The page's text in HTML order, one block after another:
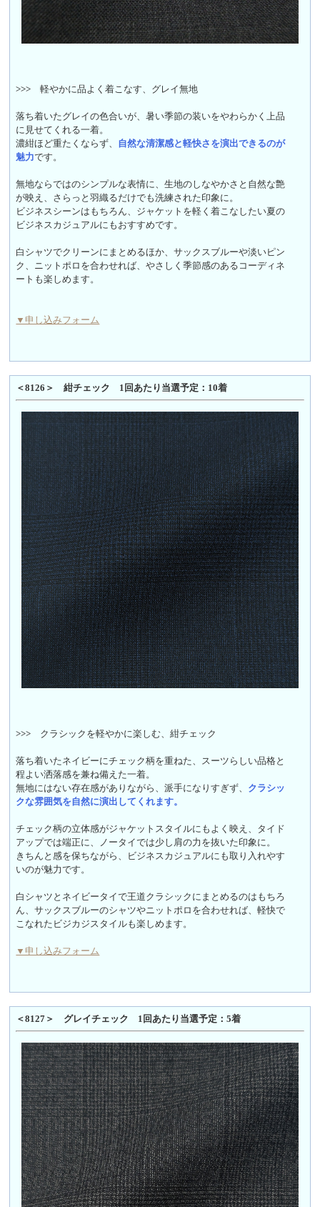
>>> 軽やかに品よく着こなす、グレイ無地
落ち着いたグレイの色合いが、暑い季節の装いをやわらかく上品
に見せてくれる一着。
濃紺ほど重たくならず、 自然な清潔感と軽快さを演出できるのが
魅力です。
無地ならではのシンプルな表情に、生地のしなやかさと自然な艶
が映え、さらっと羽織るだけでも洗練された印象に。
ビジネスシーンはもちろん、ジャケットを軽く着こなしたい夏の
ビジネスカジュアルにもおすすめです。
白シャツでクリーンにまとめるほか、サックスブルーや淡いピン
ク、ニットポロを合わせれば、やさしく季節感のあるコーディネ
ートも楽しめます。
▼申し込みフォーム
＜8126＞ 紺チェック 1回あたり当選予定：10着
>>> クラシックを軽やかに楽しむ、紺チェック
落ち着いたネイビーにチェック柄を重ねた、スーツらしい品格と
程よい洒落感を兼ね備えた一着。
無地にはない存在感がありながら、派手になりすぎず、 クラシッ
クな雰囲気を自然に演出してくれます。
チェック柄の立体感がジャケットスタイルにもよく映え、タイド
アップでは端正に、ノータイでは少し肩の力を抜いた印象に。
きちんと感を保ちながら、ビジネスカジュアルにも取り入れやす
いのが魅力です。
白シャツとネイビータイで王道クラシックにまとめるのはもちろ
ん、サックスブルーのシャツやニットポロを合わせれば、軽快で
こなれたビジカジスタイルも楽しめます。
▼申し込みフォーム
＜8127＞ グレイチェック 1回あたり当選予定：5着